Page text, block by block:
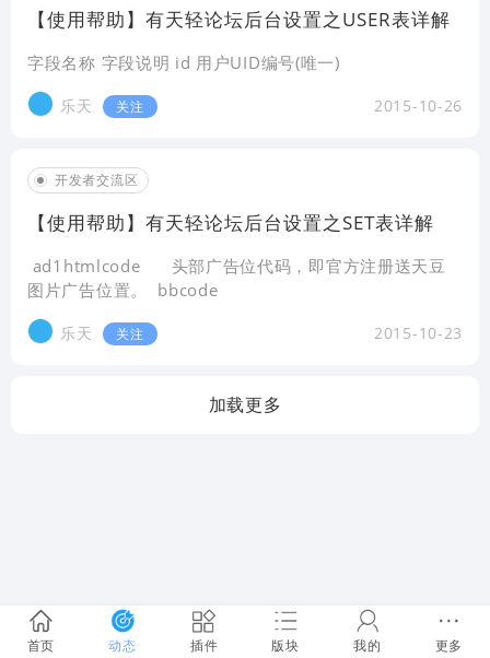
首页 动态 插件 版块 我的 更多
【使用帮助】有天轻论坛后台设置之USER表详解
字段名称 字段说明 id 用户UID编号(唯一)
乐天 关注 2015-10-26
开发者交流区
【使用帮助】有天轻论坛后台设置之SET表详解
ad1htmlcode 头部广告位代码，即官方注册送天豆
图片广告位置。 bbcode
乐天 关注 2015-10-23
加载更多